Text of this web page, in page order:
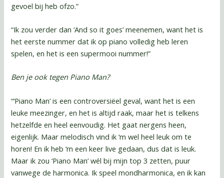
gevoel bij heb ofzo.”
“Ik zou verder dan ‘And so it goes’ meenemen, want het is
het eerste nummer dat ik op piano volledig heb leren
spelen, en het is een supermooi nummer!”
Ben je ook tegen Piano Man?
“‘Piano Man’ is een controversiëel geval, want het is een
leuke meezinger, en het is altijd raak, maar het is telkens
hetzelfde en heel eenvoudig. Het gaat nergens heen,
eigenlijk. Maar melodisch vind ik ‘m wel heel leuk om te
horen! En ik heb ‘m een keer live gedaan, dus dat is leuk.
Maar ik zou ‘Piano Man’ wél bij mijn top 3 zetten, puur
vanwege de harmonica. Ik speel mondharmonica, en ik kan